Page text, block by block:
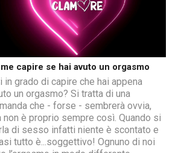
capire se hai avuto un orgasmo
in grado di capire che hai appena
un orgasmo? Si tratta di una
che - forse - sembrerà ovvia,
non è proprio sempre così. Quando si
di sesso infatti niente è scontato e
tutto è...soggettivo! Ognuno di noi